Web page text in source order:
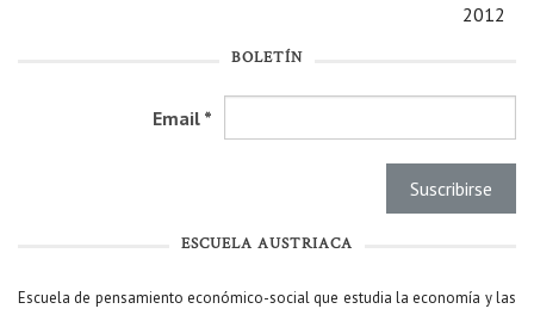
2012
BOLETÍN
Email *
ESCUELA AUSTRIACA
Escuela de pensamiento económico-social que estudia la economía y las